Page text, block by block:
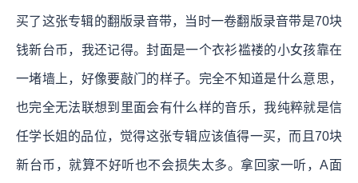
买了这张专辑的翻版录音带，当时一卷翻版录音带是70块
钱新台币，我还记得。封面是一个衣衫褴褛的小女孩靠在
一堵墙上，好像要敲门的样子。完全不知道是什么意思，
也完全无法联想到里面会有什么样的音乐，我纯粹就是信
任学长姐的品位，觉得这张专辑应该值得一买，而且70块
新台币，就算不好听也不会损失太多。拿回家一听，A面